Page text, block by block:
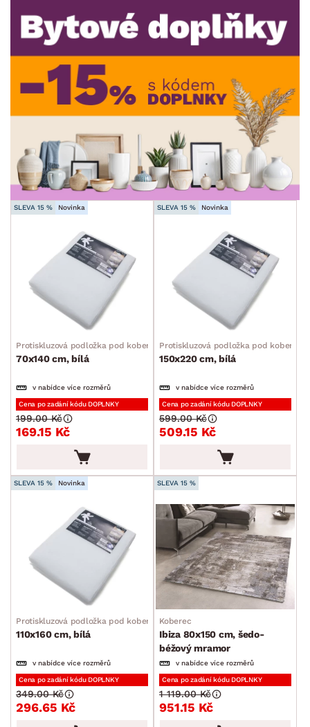
ROZMĚRY
min. cm max. cm
min. max.
min. cm cm
MATERIÁL
TVAR
STYL
MÍSTNOST
SKLADOVOST
SLEVA 15 % Novinka
Protiskluzová podložka pod koberec
70x140 cm, bílá
v nabídce více rozměrů
Cena po zadání kódu DOPLNKY
169.15 Kč
199.00 Kč
SLEVA 15 % Novinka
Protiskluzová podložka pod koberec
150x220 cm, bílá
v nabídce více rozměrů
Cena po zadání kódu DOPLNKY
509.15 Kč
599.00 Kč
SLEVA 15 % Novinka
Protiskluzová podložka pod koberec
110x160 cm, bílá
v nabídce více rozměrů
Cena po zadání kódu DOPLNKY
296.65 Kč
349.00 Kč
SLEVA 15 %
Koberec
Ibiza 80x150 cm, šedo-
béžový mramor
v nabídce více rozměrů
Cena po zadání kódu DOPLNKY
951.15 Kč
1 119.00 Kč